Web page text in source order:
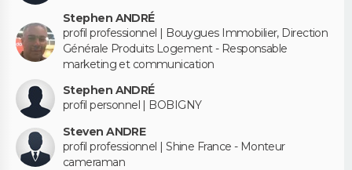
Stephen ANDRÉ
profil professionnel | Bouygues Immobilier, Direction
Générale Produits Logement - Responsable
marketing et communication
Stephen ANDRÉ
profil personnel | BOBIGNY
Steven ANDRE
profil professionnel | Shine France - Monteur
cameraman